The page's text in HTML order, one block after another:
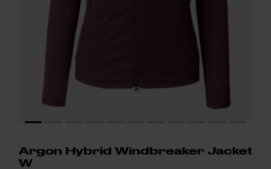
Argon Hybrid Windbreaker Jacket
W